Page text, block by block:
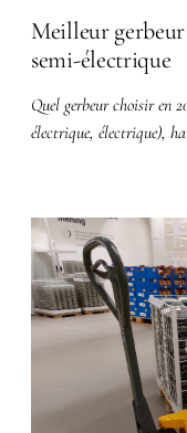
Meilleur
semi-électrique
Quel gerbeur choisir en
électrique, électrique),